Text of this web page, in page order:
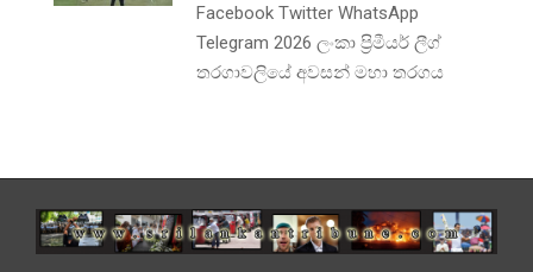
Facebook Twitter WhatsApp
Telegram 2026 ලංකා ප්‍රිමීයර් ලීග්
තරගාවලියේ අවසන් මහා තරගය